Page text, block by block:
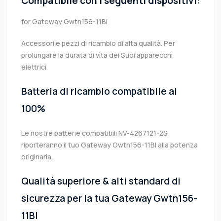
for Gateway Gwtn156-11Bl
Accessori e pezzi di ricambio di alta qualità. Per
prolungare la durata di vita dei Suoi apparecchi
elettrici.
Batteria di ricambio compatibile al
100%
Le nostre batterie compatibili NV-4267121-2S
riporteranno il tuo Gateway Gwtn156-11Bl alla potenza
originaria.
Qualità superiore & alti standard di
sicurezza per la tua Gateway Gwtn156-
11Bl